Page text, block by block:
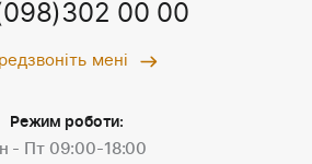
00 00
мені
Режим роботи:
- Пт 09:00-18:00